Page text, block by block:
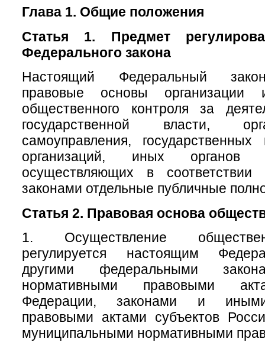
Глава 1. Общие положения
Статья 1. Предмет
Федерального закона
Настоящий Федеральный
правовые основы организации
общественного контроля за
государственной власти,
самоуправления,
организаций, иных органов
осуществляющих в
законами отдельные публичные
Статья 2. Правовая основа
1. Осуществление
регулируется настоящим
другими федеральными
нормативными правовыми
Федерации, законами и
правовыми актами субъектов
муниципальными нормативными